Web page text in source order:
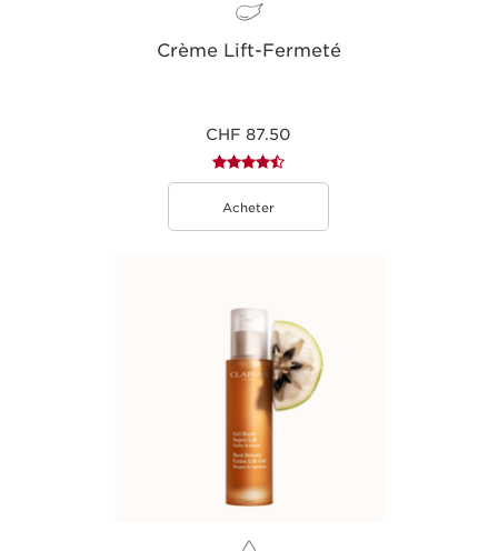
Crème Lift-Fermeté
CHF 87.50
Acheter